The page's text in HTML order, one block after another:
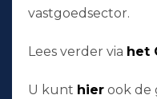
vastgoedsector.
Lees verder via het
U kunt hier ook de